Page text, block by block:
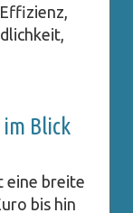
Blick
eine breite
bis hin